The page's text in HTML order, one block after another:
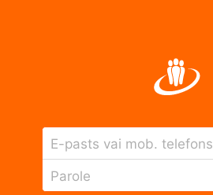
E-pasts vai mob. telefons
Parole